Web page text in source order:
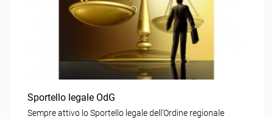
Sportello legale OdG
Sempre attivo lo Sportello legale dell’Ordine regionale